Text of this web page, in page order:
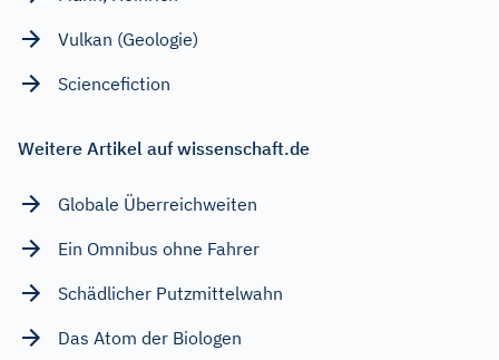
Vulkan (Geologie)
Sciencefiction
Weitere Artikel auf wissenschaft.de
Globale Überreichweiten
Ein Omnibus ohne Fahrer
Schädlicher Putzmittelwahn
Das Atom der Biologen